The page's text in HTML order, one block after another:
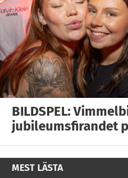
BILDSPEL:
jubileumsfirandet
MEST LÄSTA